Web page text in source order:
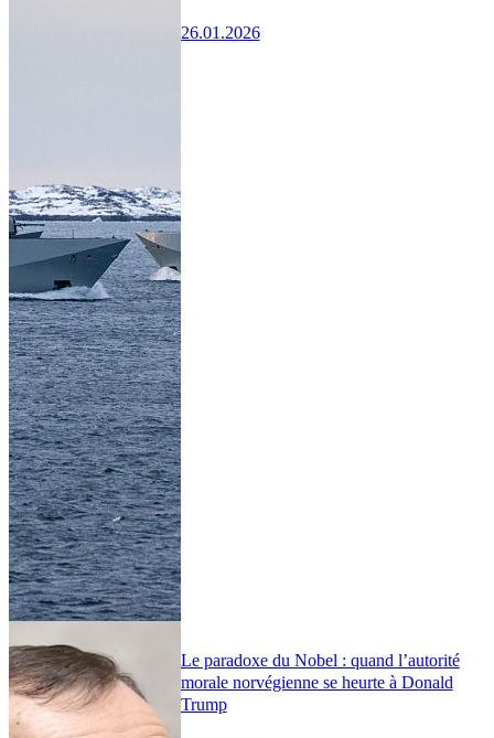
26.01.2026
Le paradoxe du Nobel : quand l’autorité
morale norvégienne se heurte à Donald
Trump